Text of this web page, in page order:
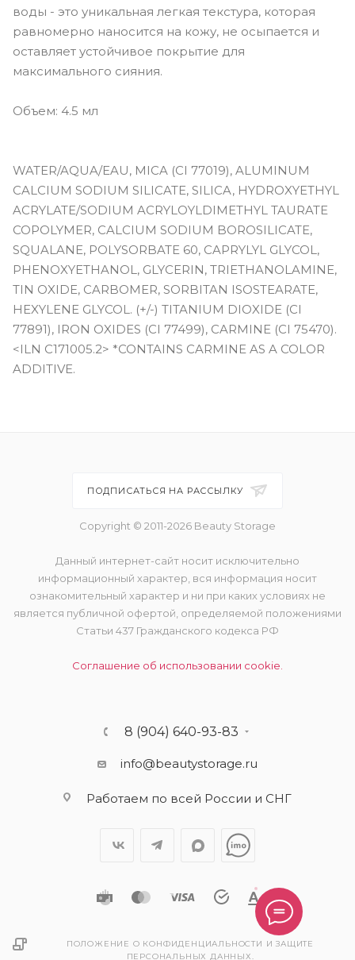
Vivid Smoky Quartz - эспрессо
Viviv Labradorite - угольно-чёрный
воды - это уникальная легкая текстура, которая
равномерно наносится на кожу, не осыпается и
оставляет устойчивое покрытие для
максимального сияния.
Объем: 4.5 мл
WATER/AQUA/EAU, MICA (CI 77019), ALUMINUM
CALCIUM SODIUM SILICATE, SILICA, HYDROXYETHYL
ACRYLATE/SODIUM ACRYLOYLDIMETHYL TAURATE
COPOLYMER, CALCIUM SODIUM BOROSILICATE,
SQUALANE, POLYSORBATE 60, CAPRYLYL GLYCOL,
PHENOXYETHANOL, GLYCERIN, TRIETHANOLAMINE,
TIN OXIDE, CARBOMER, SORBITAN ISOSTEARATE,
HEXYLENE GLYCOL. (+/-) TITANIUM DIOXIDE (CI
77891), IRON OXIDES (CI 77499), CARMINE (CI 75470).
<ILN C171005.2> *CONTAINS CARMINE AS A COLOR
ADDITIVE.
ПОДПИСАТЬСЯ НА РАССЫЛКУ
Copyright © 2011-2026 Beauty Storage
Данный интернет-сайт носит исключительно
информационный характер, вся информация носит
ознакомительный характер и ни при каких условиях не
является публичной офертой, определяемой положениями
Статьи 437 Гражданского кодекса РФ
Соглашение об использовании cookie.
8 (904) 640-93-83
info@beautystorage.ru
Работаем по всей России и СНГ
ПОЛОЖЕНИЕ О КОНФИДЕНЦИАЛЬНОСТИ И ЗАЩИТЕ
ПЕРСОНАЛЬНЫХ ДАННЫХ.